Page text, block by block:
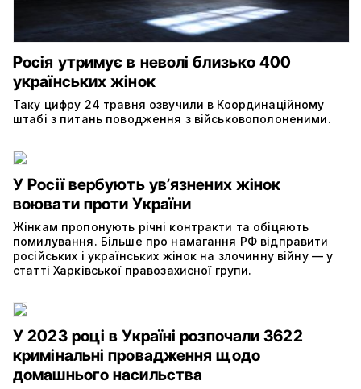
Росія утримує в неволі близько 400
українських жінок
Таку цифру 24 травня озвучили в Координаційному
штабі з питань поводження з військовополоненими.
У Росії вербують увʼязнених жінок
воювати проти України
Жінкам пропонують річні контракти та обіцяють
помилування. Більше про намагання РФ відправити
російських і українських жінок на злочинну війну — у
статті Харківської правозахисної групи.
У 2023 році в Україні розпочали 3622
кримінальні провадження щодо
домашнього насильства